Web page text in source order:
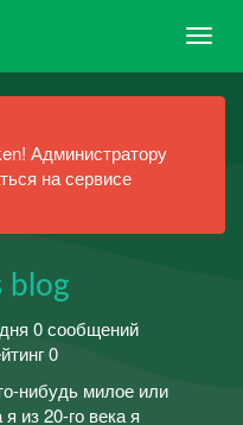
Администратору
на сервисе
blog
0 сообщений
0
нибудь милое или
из 20-го века я